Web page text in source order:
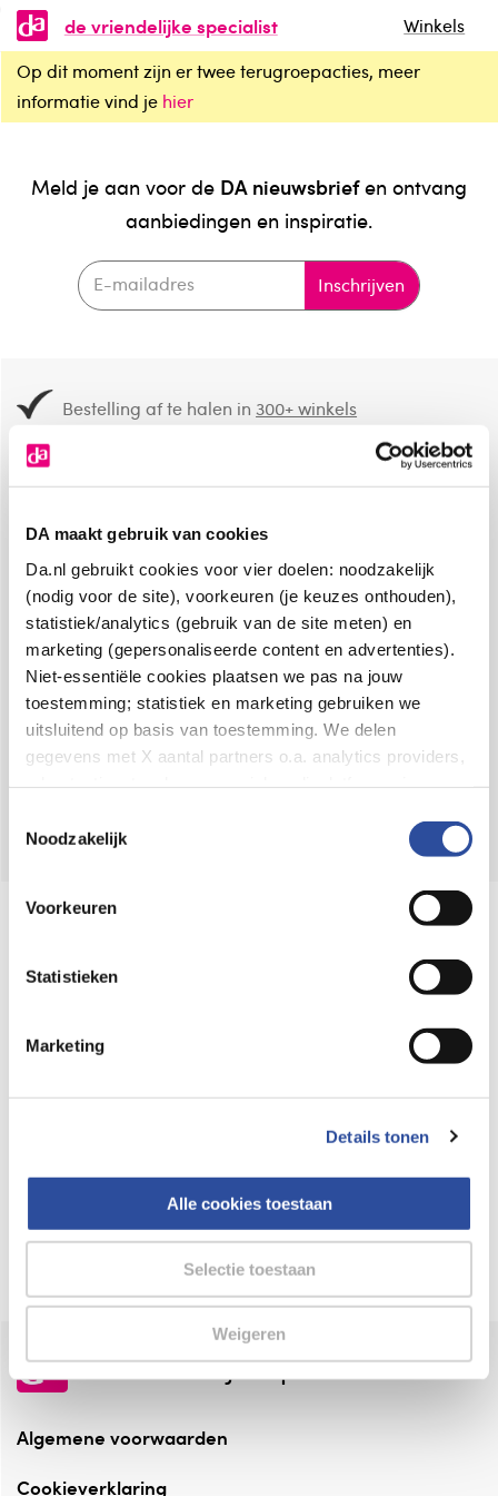
DA maakt gebruik van cookies
Da.nl gebruikt cookies voor vier doelen: noodzakelijk
(nodig voor de site), voorkeuren (je keuzes onthouden),
statistiek/analytics (gebruik van de site meten) en
marketing (gepersonaliseerde content en advertenties).
Niet-essentiële cookies plaatsen we pas na jouw
toestemming; statistiek en marketing gebruiken we
uitsluitend op basis van toestemming. We delen
gegevens met X aantal partners o.a. analytics providers,
en de bewaartermijnen per categorie. Je kunt je keuze op
gegevensverwerking staat in de
Privacyverklaring
Noodzakelijk
Voorkeuren
Statistieken
Marketing
Details tonen
Alle cookies toestaan
Selectie toestaan
Weigeren
de vriendelijke specialist
Winkels
Op dit moment zijn er twee terugroepacties, meer
informatie vind je hier
Meld je aan voor de DA nieuwsbriefen ontvang
aanbiedingen en inspiratie.
Inschrijven
Bestelling af te halen in300+ winkels
8.6 uit4.106 reviews
Over DA
Klantenservice
Assortiment
VolgDAop:
Online aanbieder medicijnen
webshop mag verkopen.
⁠Verantwoorde zorg, ⁠ook online.
Altijd onze folder bij de hand
Check onze folders ⁠bij AlleFolders.
de vriendelijke specialist
Algemene voorwaarden
Cookieverklaring